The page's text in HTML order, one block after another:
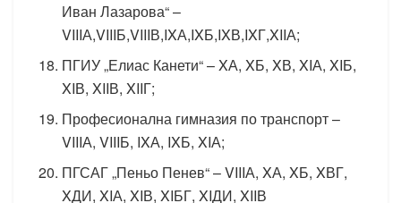
Иван Лазарова“ –
VIIIА,VIIIБ,VIIIВ,IXА,IXБ,IXВ,IXГ,XIIА;
ПГИУ „Елиас Канети“ – XА, XБ, XВ, XIА, XIБ,
XIВ, XIIВ, XIIГ;
Професионална гимназия по транспорт –
VIIIА, VIIIБ, IXА, IXБ, XIА;
ПГСАГ „Пеньо Пенев“ – VIIIА, XА, XБ, XВГ,
XДИ, XIА, XIВ, XIБГ, XIДИ, XIIВ